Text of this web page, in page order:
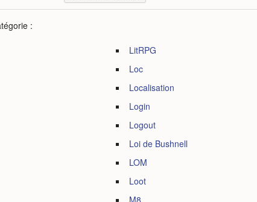
:
LitRPG
Loc
Localisation
Login
Logout
Loi de Bushnell
LOM
Loot
M8